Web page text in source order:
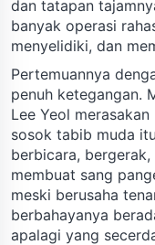
dan tatapan
banyak operasi
menyelidiki, dan
Pertemuannya
penuh ketegangan.
Lee Yeol
sosok tabib muda
berbicara,
membuat sang
meski berusaha
berbahayanya
apalagi yang